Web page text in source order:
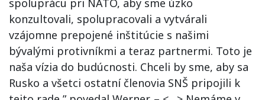
konzultovali, spolupracovali a vytvárali
vzájomne prepojené inštitúcie s našimi
bývalými protivníkmi a teraz partnermi. Toto je
naša vízia do budúcnosti. Chceli by sme, aby sa
Rusko a všetci ostatní členovia SNŠ pripojili k